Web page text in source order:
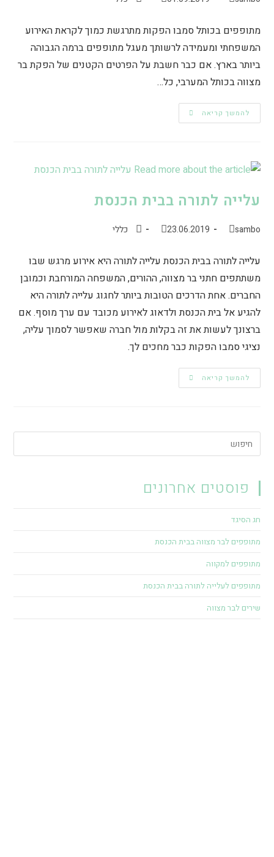
מתופפים בכותל סמבו הפקות מתרגשת כמוך לקראת האירוע
המשפחתי ומעמידה לרשותך מעגל מתופפים ברמה הגבוהה
ביותר בארץ. אם כבר חשבת על הפרטים הקטנים של הפקת בר
מצווה בכותל המערבי, כל…
להמשך קריאה
עלייה לתורה בבית הכנסת
sambo
23.06.2019 כללי
עלייה לתורה בבית הכנסת עלייה לתורה היא אירוע מרגש שבו
משתתפים חתני בר מצווה, ההורים, המשפחה המורחבת וכמובן
החברים. אחת הדרכים הטובות ביותר לחגוג עלייה לתורה היא
להגיע אל בית הכנסת ולדאוג לאירוע מכובד עם ערך מוסף. אם
ברצונך לעשות את זה בקלות מול חברה שאפשר לסמוך עליה,
נציגי סמבו הפקות כבר מחכים לך.
להמשך קריאה
פוסטים אחרונים
חג הסיגד
מתופפים לבר מצווה בבית הכנסת
מתופפים למקווה
מתופפים לעלייה לתורה בבית הכנסת
שירים לבר מצווה